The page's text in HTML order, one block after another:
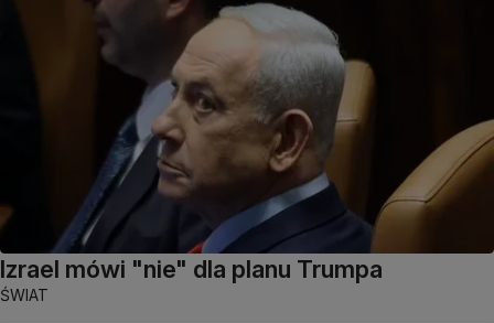
Izrael mówi "nie" dla planu Trumpa
ŚWIAT